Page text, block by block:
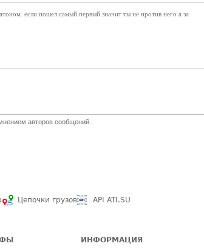
если пошел самый первый значит ты не против него а за
авторов сообщений.
Цепочки грузов API ATI.SU
ИНФОРМАЦИЯ